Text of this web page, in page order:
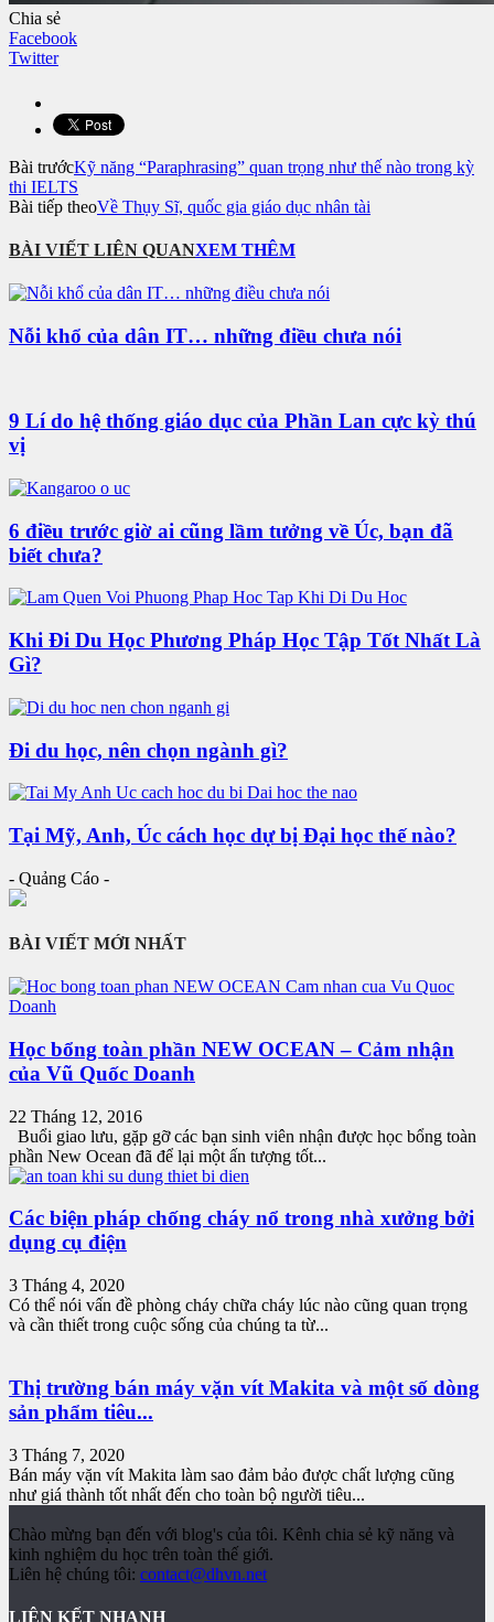
Chia sẻ
Facebook
Twitter
Bài trướcKỹ năng “Paraphrasing” quan trọng như thế nào trong kỳ
thi IELTS
Bài tiếp theoVề Thụy Sĩ, quốc gia giáo dục nhân tài
BÀI VIẾT LIÊN QUANXEM THÊM
Nỗi khổ của dân IT… những điều chưa nói
9 Lí do hệ thống giáo dục của Phần Lan cực kỳ thú
vị
6 điều trước giờ ai cũng lầm tưởng về Úc, bạn đã
biết chưa?
Khi Đi Du Học Phương Pháp Học Tập Tốt Nhất Là
Gì?
Đi du học, nên chọn ngành gì?
Tại Mỹ, Anh, Úc cách học dự bị Đại học thế nào?
- Quảng Cáo -
BÀI VIẾT MỚI NHẤT
Học bổng toàn phần NEW OCEAN – Cảm nhận
của Vũ Quốc Doanh
22 Tháng 12, 2016
Buổi giao lưu, gặp gỡ các bạn sinh viên nhận được học bổng toàn
phần New Ocean đã để lại một ấn tượng tốt...
Các biện pháp chống cháy nổ trong nhà xưởng bởi
dụng cụ điện
3 Tháng 4, 2020
Có thể nói vấn đề phòng cháy chữa cháy lúc nào cũng quan trọng
và cần thiết trong cuộc sống của chúng ta từ...
Thị trường bán máy vặn vít Makita và một số dòng
sản phẩm tiêu...
3 Tháng 7, 2020
Bán máy vặn vít Makita làm sao đảm bảo được chất lượng cũng
như giá thành tốt nhất đến cho toàn bộ người tiêu...
Chào mừng bạn đến với blog's của tôi. Kênh chia sẻ kỹ năng và
kinh nghiệm du học trên toàn thế giới.
Liên hệ chúng tôi: contact@dhvn.net
LIÊN KẾT NHANH